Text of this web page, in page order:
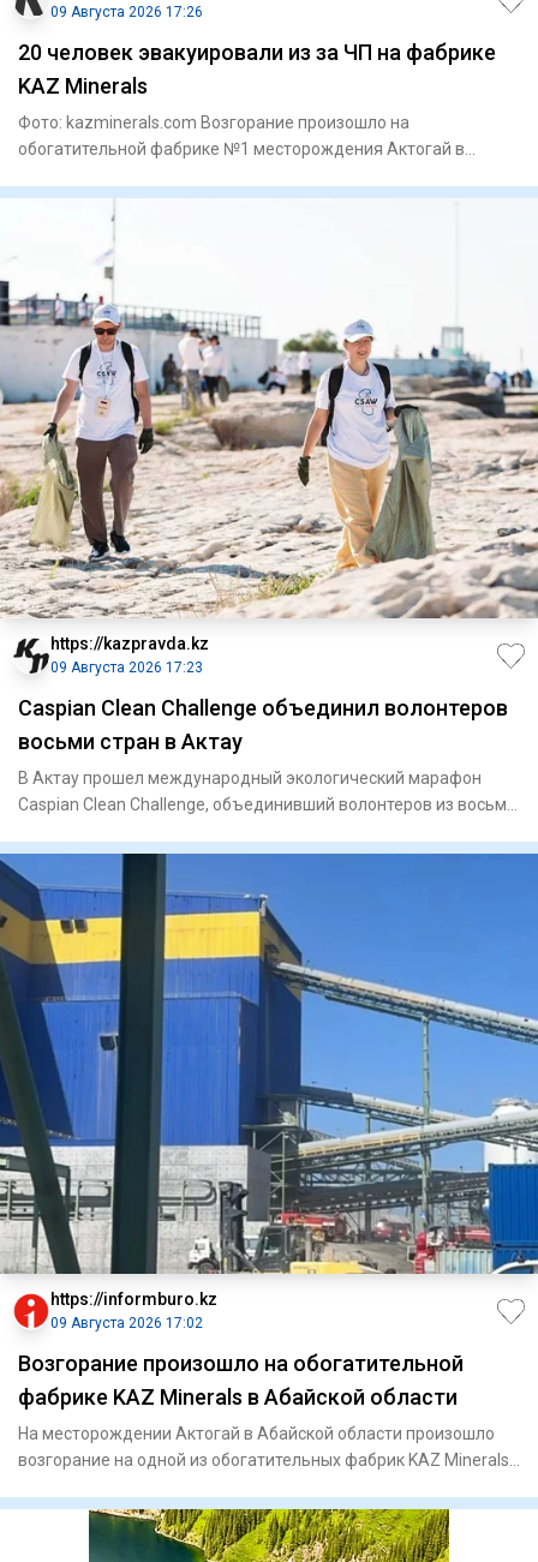
09 Августа 2026 17:26
20 человек эвакуировали из за ЧП на фабрике
KAZ Minerals
Фото: kazminerals.com Возгорание произошло на
обогатительной фабрике №1 месторождения Актогай в
https://kazpravda.kz
09 Августа 2026 17:23
Caspian Clean Challenge объединил волонтеров
восьми стран в Актау
В Актау прошел международный экологический марафон
Caspian Clean Challenge, объединивший волонтеров из восьми
https://informburo.kz
09 Августа 2026 17:02
Возгорание произошло на обогатительной
фабрике KAZ Minerals в Абайской области
На месторождении Актогай в Абайской области произошло
возгорание на одной из обогатительных фабрик KAZ Minerals.